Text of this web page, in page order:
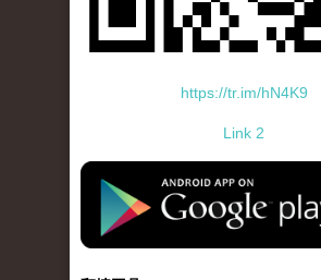
https://tr.im/hN4K9
Link 2
standard-icon-googleplay-